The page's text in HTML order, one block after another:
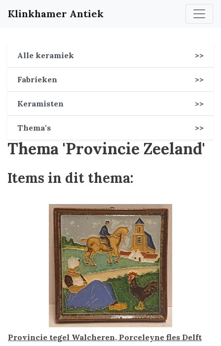
Klinkhamer Antiek
Alle keramiek >>
Fabrieken >>
Keramisten >>
Thema's >>
Thema 'Provincie Zeeland'
Items in dit thema:
Provincie tegel Walcheren, Porceleyne fles Delft